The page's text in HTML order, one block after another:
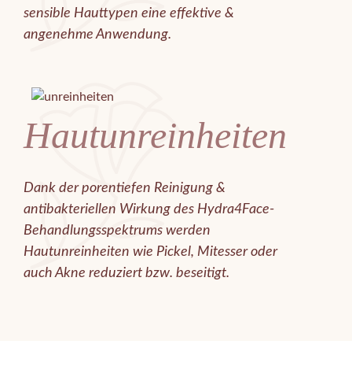
sensible Hauttypen eine effektive &
angenehme Anwendung.
Hautunreinheiten
Dank der porentiefen Reinigung &
antibakteriellen Wirkung des Hydra4Face-
Behandlungsspektrums werden
Hautunreinheiten wie Pickel, Mitesser oder
auch Akne reduziert bzw. beseitigt.